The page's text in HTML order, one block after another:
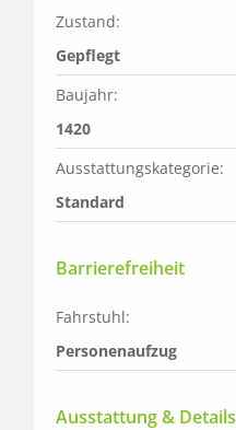
Zustand:
Gepflegt
Baujahr:
1420
Ausstattungskategorie:
Standard
Barrierefreiheit
Fahrstuhl:
Personenaufzug
Ausstattung & Details